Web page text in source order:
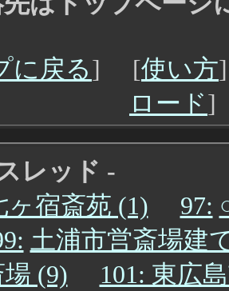
に戻る] [使い方
ロード
レッド -
ヶ宿斎苑 (1) 97:
土浦市営斎場建
(9)
101: 東広